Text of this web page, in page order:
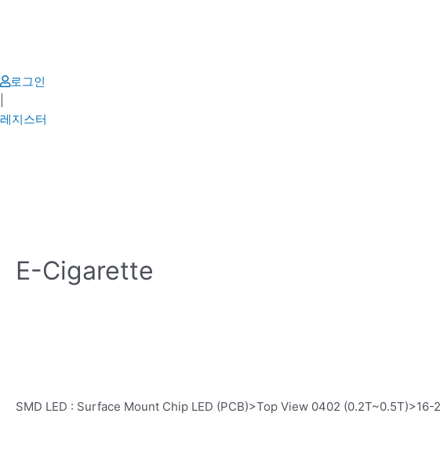
로그인
레지스터
E-Cigarette
SMD LED : Surface Mount Chip LED (PCB)>Top View 0402 (0.2T~0.5T)>16-